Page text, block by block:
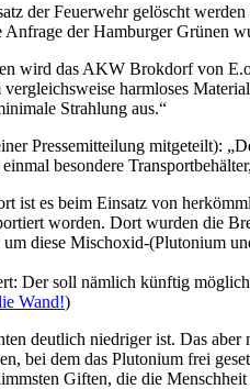
Feuerwehr gelöscht
Anfrage der Hamburger Grünen
wird das AKW Brokdorf von
harmloses
Strahlung aus.“
Pressemitteilung mitgeteilt):
besondere
es beim Einsatz von
worden. Dort wurden die
diese Mischoxid-(Plutonium
Der soll nämlich künftig
Wand!)
deutlich niedriger ist. Das aber
bei dem das Plutonium frei
Giften, die die